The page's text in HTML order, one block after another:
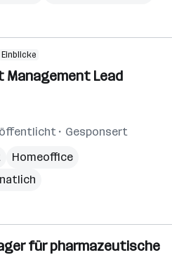
Einblicke
Management Lead
Gesponsert
Homeoffice
für pharmazeutische